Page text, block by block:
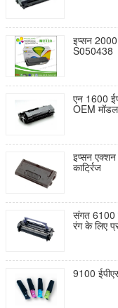
इप्सन
S050438
एन 1600
OEM
इप्सन
कार्ट्रिज
संगत 6100
रंग के लिए
9100